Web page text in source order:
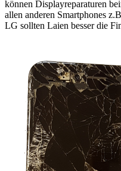
können Displayreparaturen
allen anderen Smartphones
LG sollten Laien besser die